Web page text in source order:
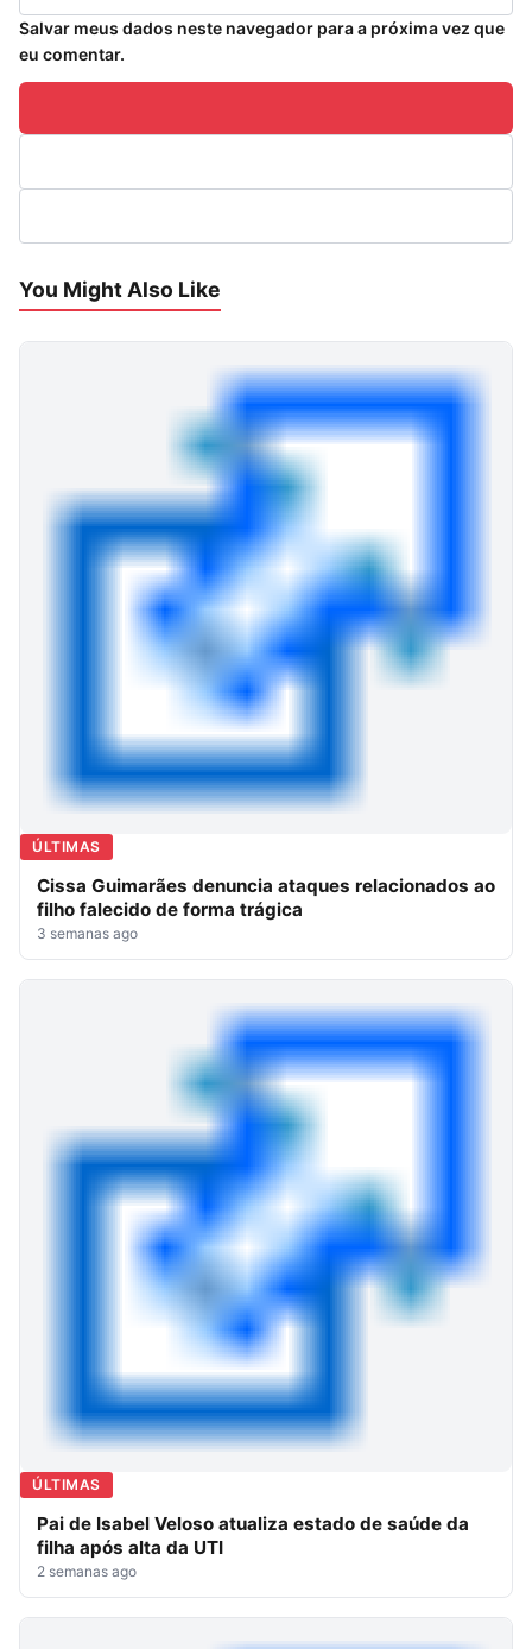
Salvar meus dados neste navegador para a próxima vez que
eu comentar.
You Might Also Like
ÚLTIMAS
Cissa Guimarães denuncia ataques relacionados ao
filho falecido de forma trágica
3 semanas ago
ÚLTIMAS
Pai de Isabel Veloso atualiza estado de saúde da
filha após alta da UTI
2 semanas ago